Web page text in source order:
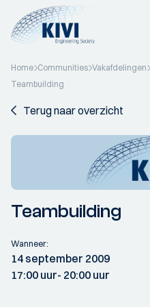
Home Communities Vakafdelingen
Teambuilding
Terug naar overzicht
Teambuilding
Wanneer:
14 september 2009
17:00 uur- 20:00 uur